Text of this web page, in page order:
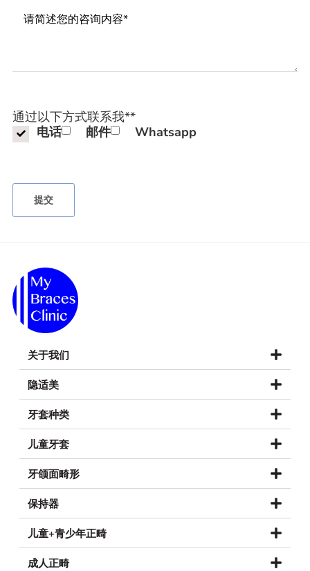
Messages
通过以下方式联系我**
电话
邮件 Whatsapp
关于我们
隐适美
牙套种类
儿童牙套
牙颌面畸形
保持器
儿童+青少年正畸
成人正畸